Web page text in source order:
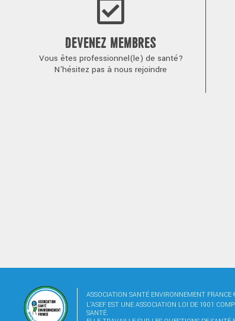
DEVENEZ MEMBRES
Vous êtes professionnel(le) de santé?
N'hésitez pas à nous rejoindre
ASSOCIATION SANTÉ ENVIRONNEMENT
L'ASEF EST UNE ASSOCIATION LOI DE 1901
SANTÉ.